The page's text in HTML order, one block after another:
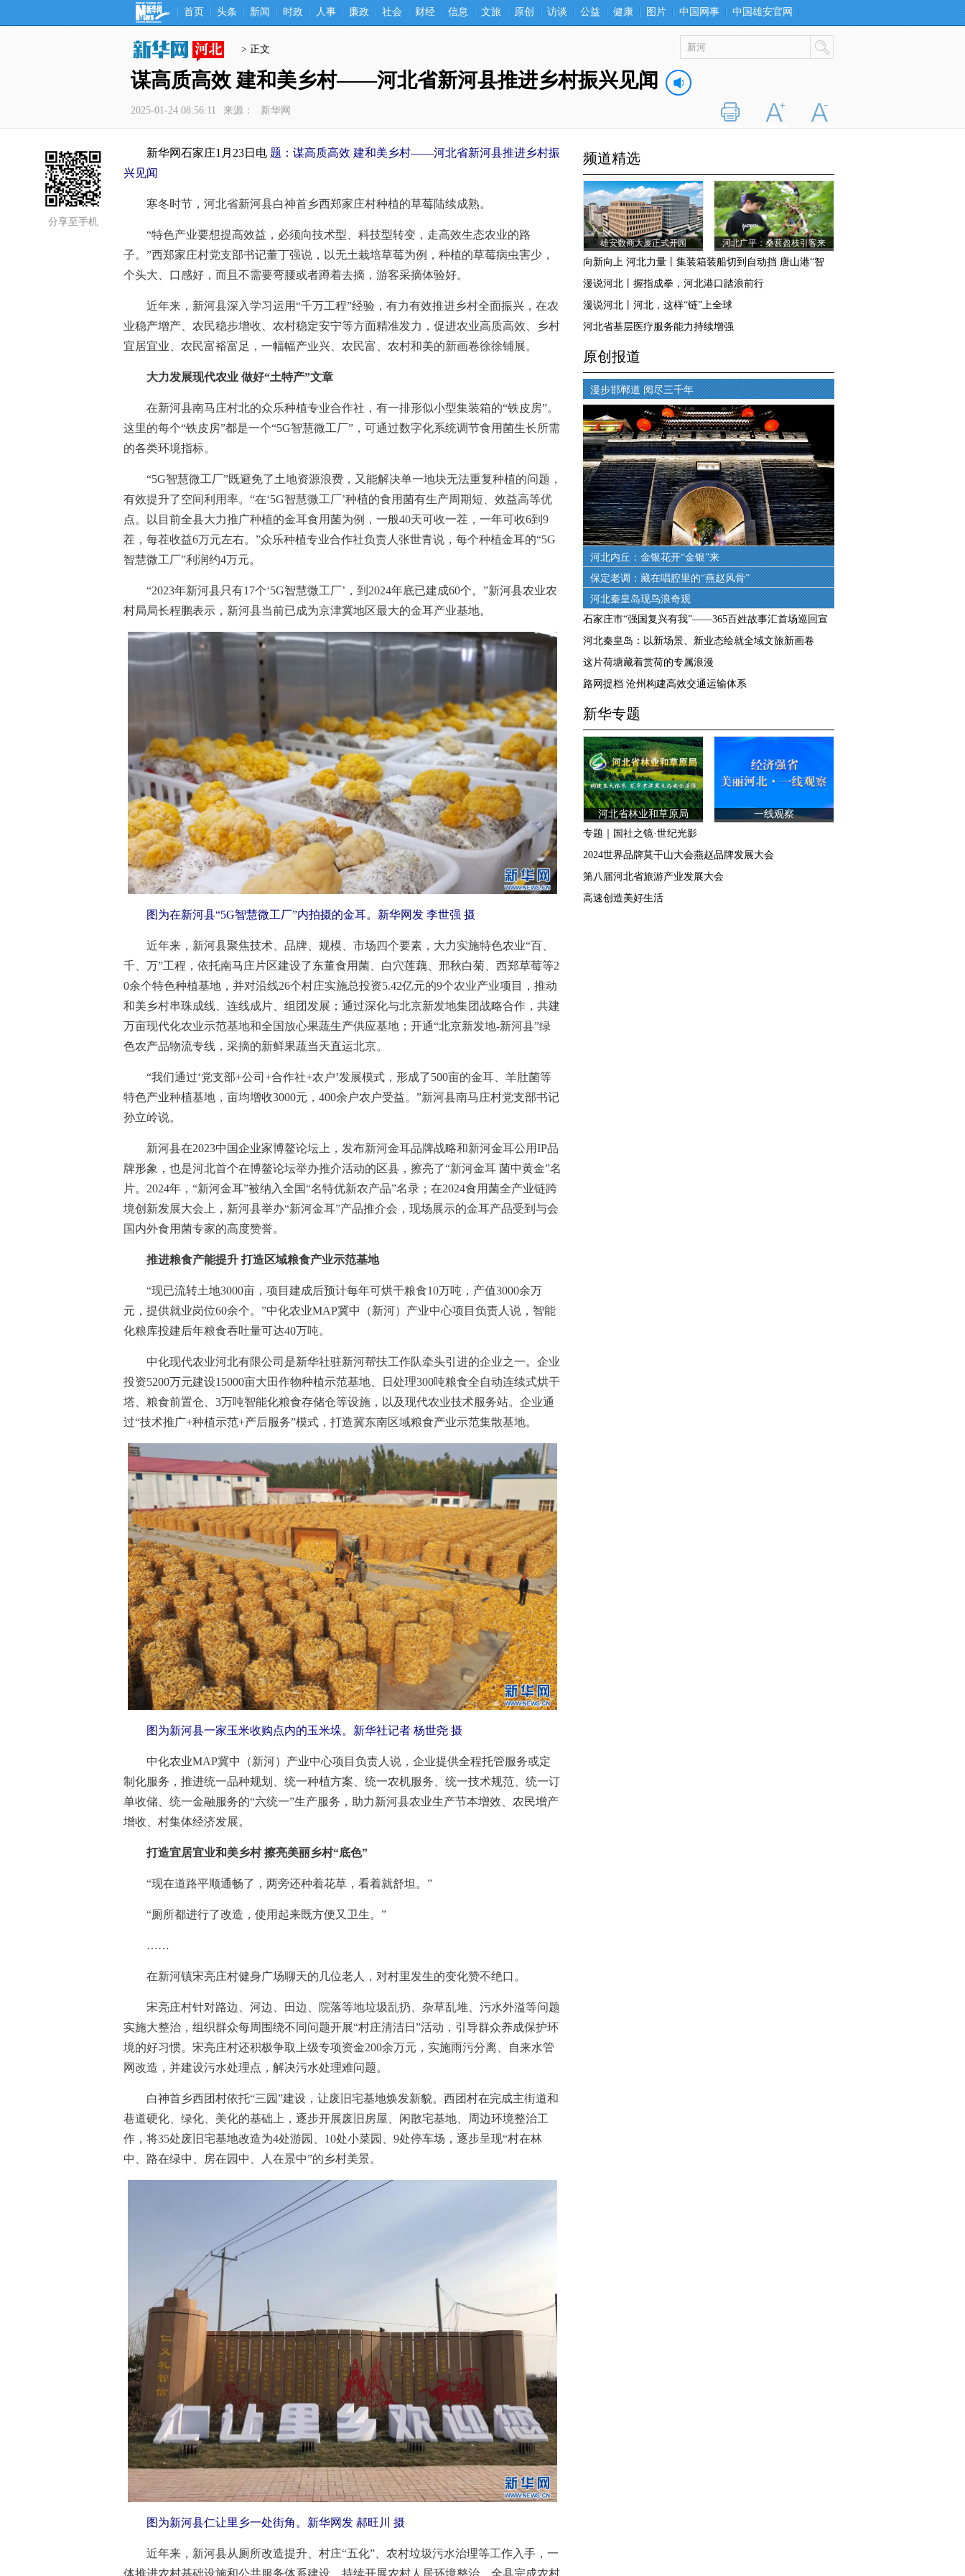
首页 头条 新闻 时政 人事 廉政 社会 财经 信息 文旅 原创 访谈 公益 健康 图片 中国网事 中国雄安官网
> 正文
谋高质高效 建和美乡村——河北省新河县推进乡村振兴见闻
2025-01-24 08:56:11 来源： 新华网
分享至手机
新华网石家庄1月23日电 题：谋高质高效 建和美乡村——河北省新河县推进乡村振
兴见闻
寒冬时节，河北省新河县白神首乡西郑家庄村种植的草莓陆续成熟。
“特色产业要想提高效益，必须向技术型、科技型转变，走高效生态农业的路
子。”西郑家庄村党支部书记董丁强说，以无土栽培草莓为例，种植的草莓病虫害少，
个头大、口感好，而且不需要弯腰或者蹲着去摘，游客采摘体验好。
近年来，新河县深入学习运用“千万工程”经验，有力有效推进乡村全面振兴，在农
业稳产增产、农民稳步增收、农村稳定安宁等方面精准发力，促进农业高质高效、乡村
宜居宜业、农民富裕富足，一幅幅产业兴、农民富、农村和美的新画卷徐徐铺展。
大力发展现代农业 做好“土特产”文章
在新河县南马庄村北的众乐种植专业合作社，有一排形似小型集装箱的“铁皮房”。
这里的每个“铁皮房”都是一个“5G智慧微工厂”，可通过数字化系统调节食用菌生长所需
的各类环境指标。
“5G智慧微工厂”既避免了土地资源浪费，又能解决单一地块无法重复种植的问题，
有效提升了空间利用率。“在‘5G智慧微工厂’种植的食用菌有生产周期短、效益高等优
点。以目前全县大力推广种植的金耳食用菌为例，一般40天可收一茬，一年可收6到9
茬，每茬收益6万元左右。”众乐种植专业合作社负责人张世青说，每个种植金耳的“5G
智慧微工厂”利润约4万元。
“2023年新河县只有17个‘5G智慧微工厂’，到2024年底已建成60个。”新河县农业农
村局局长程鹏表示，新河县当前已成为京津冀地区最大的金耳产业基地。
图为在新河县“5G智慧微工厂”内拍摄的金耳。新华网发 李世强 摄
近年来，新河县聚焦技术、品牌、规模、市场四个要素，大力实施特色农业“百、
千、万”工程，依托南马庄片区建设了东董食用菌、白穴莲藕、邢秋白菊、西郑草莓等2
0余个特色种植基地，并对沿线26个村庄实施总投资5.42亿元的9个农业产业项目，推动
和美乡村串珠成线、连线成片、组团发展；通过深化与北京新发地集团战略合作，共建
万亩现代化农业示范基地和全国放心果蔬生产供应基地；开通“北京新发地-新河县”绿
色农产品物流专线，采摘的新鲜果蔬当天直运北京。
“我们通过‘党支部+公司+合作社+农户’发展模式，形成了500亩的金耳、羊肚菌等
特色产业种植基地，亩均增收3000元，400余户农户受益。”新河县南马庄村党支部书记
孙立岭说。
新河县在2023中国企业家博鳌论坛上，发布新河金耳品牌战略和新河金耳公用IP品
牌形象，也是河北首个在博鳌论坛举办推介活动的区县，擦亮了“新河金耳 菌中黄金”名
片。2024年，“新河金耳”被纳入全国“名特优新农产品”名录；在2024食用菌全产业链跨
境创新发展大会上，新河县举办“新河金耳”产品推介会，现场展示的金耳产品受到与会
国内外食用菌专家的高度赞誉。
推进粮食产能提升 打造区域粮食产业示范基地
“现已流转土地3000亩，项目建成后预计每年可烘干粮食10万吨，产值3000余万
元，提供就业岗位60余个。”中化农业MAP冀中（新河）产业中心项目负责人说，智能
化粮库投建后年粮食吞吐量可达40万吨。
中化现代农业河北有限公司是新华社驻新河帮扶工作队牵头引进的企业之一。企业
投资5200万元建设15000亩大田作物种植示范基地、日处理300吨粮食全自动连续式烘干
塔、粮食前置仓、3万吨智能化粮食存储仓等设施，以及现代农业技术服务站。企业通
过“技术推广+种植示范+产后服务”模式，打造冀东南区域粮食产业示范集散基地。
图为新河县一家玉米收购点内的玉米垛。新华社记者 杨世尧 摄
中化农业MAP冀中（新河）产业中心项目负责人说，企业提供全程托管服务或定
制化服务，推进统一品种规划、统一种植方案、统一农机服务、统一技术规范、统一订
单收储、统一金融服务的“六统一”生产服务，助力新河县农业生产节本增效、农民增产
增收、村集体经济发展。
打造宜居宜业和美乡村 擦亮美丽乡村“底色”
“现在道路平顺通畅了，两旁还种着花草，看着就舒坦。”
“厕所都进行了改造，使用起来既方便又卫生。”
……
在新河镇宋亮庄村健身广场聊天的几位老人，对村里发生的变化赞不绝口。
宋亮庄村针对路边、河边、田边、院落等地垃圾乱扔、杂草乱堆、污水外溢等问题
实施大整治，组织群众每周围绕不同问题开展“村庄清洁日”活动，引导群众养成保护环
境的好习惯。宋亮庄村还积极争取上级专项资金200余万元，实施雨污分离、自来水管
网改造，并建设污水处理点，解决污水处理难问题。
白神首乡西团村依托“三园”建设，让废旧宅基地焕发新貌。西团村在完成主街道和
巷道硬化、绿化、美化的基础上，逐步开展废旧房屋、闲散宅基地、周边环境整治工
作，将35处废旧宅基地改造为4处游园、10处小菜园、9处停车场，逐步呈现“村在林
中、路在绿中、房在园中、人在景中”的乡村美景。
图为新河县仁让里乡一处街角。新华网发 郝旺川 摄
近年来，新河县从厕所改造提升、村庄“五化”、农村垃圾污水治理等工作入手，一